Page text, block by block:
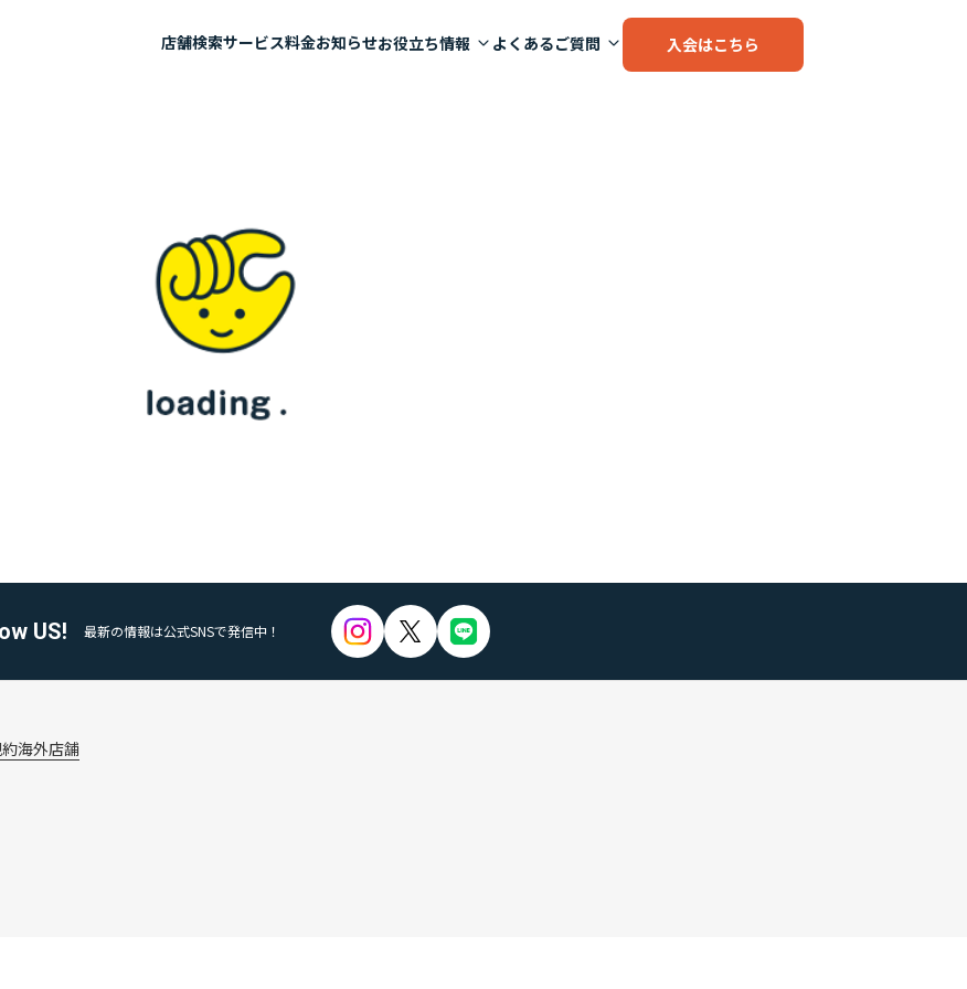
店舗検索サービス料金お知らせお役立ち情報 よくあるご質問 入会はこちら
US! 最新の情報は公式SNSで発信中！
海外店舗